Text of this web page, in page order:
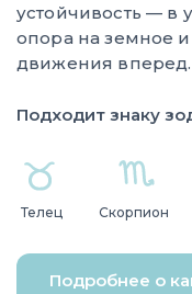
устойчивость — в
опора на земное
движения вперед.
Подходит знаку
Телец Скорпион
Подробнее о